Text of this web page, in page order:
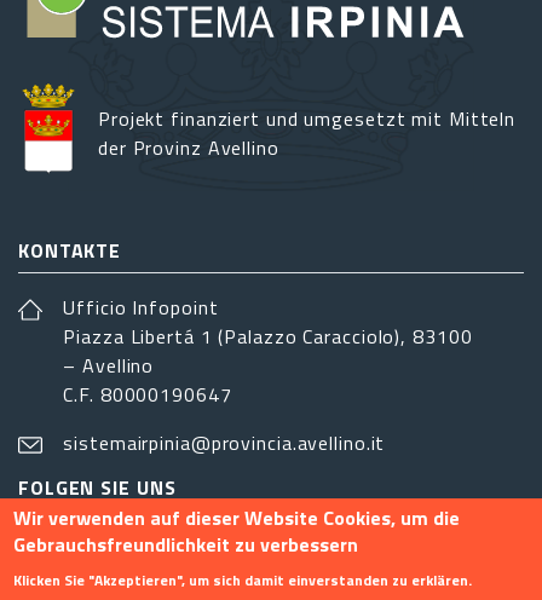
Projekt finanziert und umgesetzt mit Mitteln
der Provinz Avellino
KONTAKTE
Ufficio Infopoint
Piazza Libertá 1 (Palazzo Caracciolo), 83100
– Avellino
C.F. 80000190647
sistemairpinia@provincia.avellino.it
FOLGEN SIE UNS
Wir verwenden auf dieser Website Cookies, um die
Gebrauchsfreundlichkeit zu verbessern
Klicken Sie "Akzeptieren", um sich damit einverstanden zu erklären.